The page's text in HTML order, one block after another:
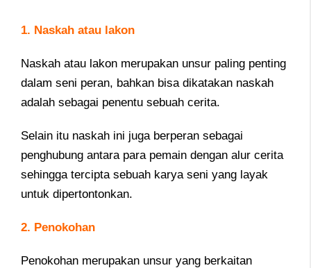
1. Naskah atau lakon
Naskah atau lakon merupakan unsur paling penting
dalam seni peran, bahkan bisa dikatakan naskah
adalah sebagai penentu sebuah cerita.
Selain itu naskah ini juga berperan sebagai
penghubung antara para pemain dengan alur cerita
sehingga tercipta sebuah karya seni yang layak
untuk dipertontonkan.
2. Penokohan
Penokohan merupakan unsur yang berkaitan